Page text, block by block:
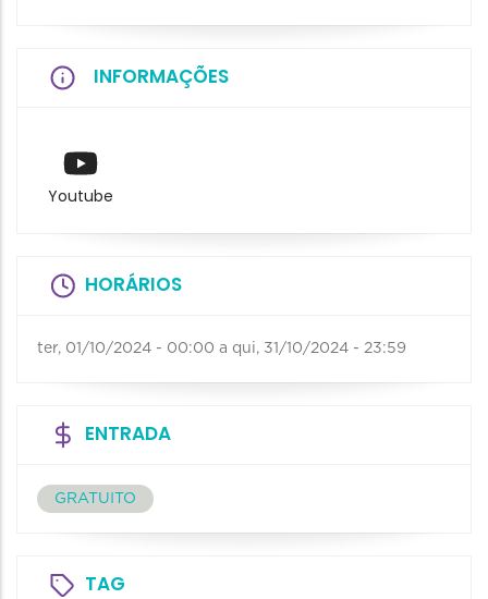
INFORMAÇÕES
Youtube
HORÁRIOS
ter, 01/10/2024 - 00:00 a qui, 31/10/2024 - 23:59
ENTRADA
GRATUITO
TAG